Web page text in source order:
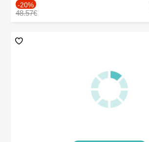
-20%
48.57€